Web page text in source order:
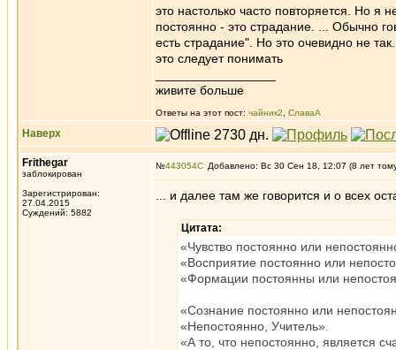
это настолько часто повторяется. Но
постоянно - это страдание. ... Обычно
есть страдание". Но это очевидно не
это следует понимать
живите больше
Ответы на этот пост: чайник2 СлаваА
Наверх
Frithegar
заблокирован
Зарегистрирован:
27.04.2015
Суждений: 5882
№443054 Добавлено: Вс 30 Сен 18, 12:07 (8 лет
... и далее там же говорится и о всех
Цитата:
«Чувство постоянно или
«Восприятие постоянно или
«Формации постоянны или
«Сознание постоянно или
«Непостоянно, Учитель».
«А то, что непостоянно, является